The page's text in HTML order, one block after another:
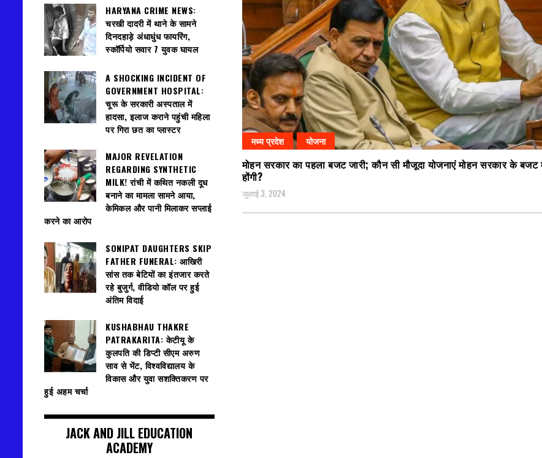
मध्य प्रदेश योजना
मोहन सरकार का पहला बजट जारी; कौन सी मौजूदा योजनाएं मोहन सरकार के बजट
होंगी?
जुलाई 3, 2024
HARYANA CRIME NEWS:
चरखी दादरी में थाने के सामने
दिनदहाड़े अंधाधुंध फायरिंग,
स्कॉर्पियो सवार 7 युवक घायल
A SHOCKING INCIDENT OF
GOVERNMENT HOSPITAL:
चूरू के सरकारी अस्पताल में
हादसा, इलाज कराने पहुंची महिला
पर गिरा छत का प्लास्टर
MAJOR REVELATION
REGARDING SYNTHETIC
MILK! रांची में कथित नकली दूध
बनाने का मामला सामने आया,
केमिकल और पानी मिलाकर सप्लाई
करने का आरोप
SONIPAT DAUGHTERS SKIP
FATHER FUNERAL: आखिरी
सांस तक बेटियों का इंतजार करते
रहे बुजुर्ग, वीडियो कॉल पर हुई
अंतिम विदाई
KUSHABHAU THAKRE
PATRAKARITA: केटीयू के
कुलपति की डिप्टी सीएम अरुण
साव से भेंट, विश्वविद्यालय के
विकास और युवा सशक्तिकरण पर
हुई अहम चर्चा
JACK AND JILL EDUCATION
ACADEMY